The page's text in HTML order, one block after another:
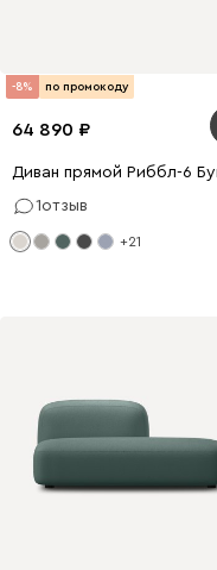
-8% по промокоду
64 890
Диван прямой Риббл-6
1отзыв
+21